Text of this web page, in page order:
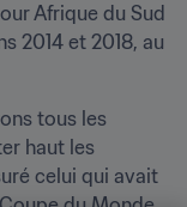
Afrique du Sud
2014 et 2018, au
tous les
haut les
celui qui avait